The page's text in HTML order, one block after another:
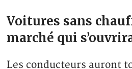
Voitures sans
marché qui
Les conducteurs auront